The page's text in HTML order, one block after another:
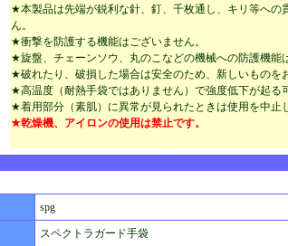
★本製品は先端が鋭利な針、釘、千枚通し、キリ等への
ん。
★衝撃を防護する機能はございません。
★旋盤、チェーンソウ、丸のこなどの機械への防護機能
★破れたり、破損した場合は安全のため、新しいものを
★高温度（耐熱手袋ではありません）で強度低下が起る
★着用部分（素肌）に異常が見られたときは使用を中止
★乾燥機、アイロンの使用は禁止です。
spg
スペクトラガード手袋